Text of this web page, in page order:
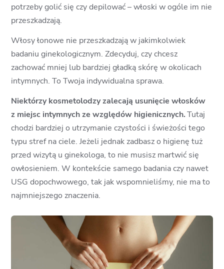
potrzeby golić się czy depilować – włoski w ogóle im nie
przeszkadzają.
Włosy łonowe nie przeszkadzają w jakimkolwiek
badaniu ginekologicznym. Zdecyduj, czy chcesz
zachować mniej lub bardziej gładką skórę w okolicach
intymnych. To Twoja indywidualna sprawa.
Niektórzy kosmetolodzy zalecają usunięcie włosków
z miejsc intymnych ze względów higienicznych. Tutaj
chodzi bardziej o utrzymanie czystości i świeżości tego
typu stref na ciele. Jeżeli jednak zadbasz o higienę tuż
przed wizytą u ginekologa, to nie musisz martwić się
owłosieniem. W kontekście samego badania czy nawet
USG dopochwowego, tak jak wspomnieliśmy, nie ma to
najmniejszego znaczenia.